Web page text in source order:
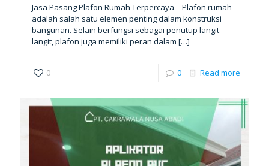
Jasa Pasang Plafon Rumah Terpercaya – Plafon rumah
adalah salah satu elemen penting dalam konstruksi
bangunan. Selain berfungsi sebagai penutup langit-
langit, plafon juga memiliki peran dalam […]
0 0 Read more